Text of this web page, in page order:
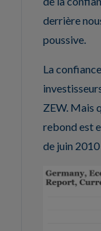
derrière
poussive.
La
ZEW. Mais
rebond est
de juin